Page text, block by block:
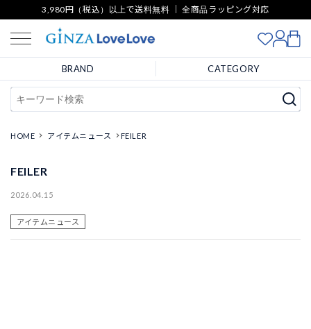
3,980円（税込）以上で送料無料 ｜ 全商品ラッピング対応
BRAND CATEGORY
HOME アイテムニュース FEILER
FEILER
2026.04.15
アイテムニュース